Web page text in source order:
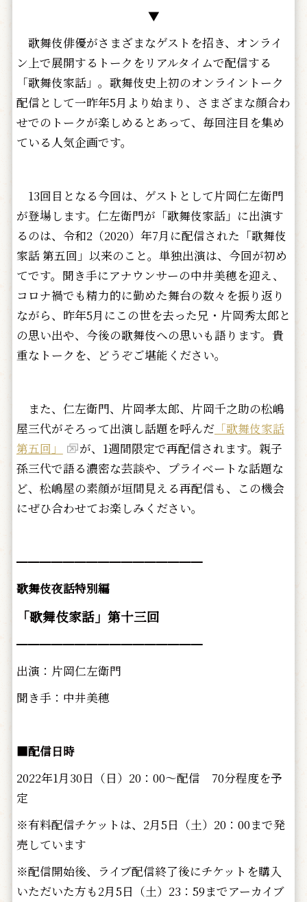
▼
歌舞伎俳優がさまざまなゲストを招き、オンライ
ン上で展開するトークをリアルタイムで配信する
「歌舞伎家話」。歌舞伎史上初のオンライントーク
配信として一昨年5月より始まり、さまざまな顔合わ
せでのトークが楽しめるとあって、毎回注目を集め
ている人気企画です。
13回目となる今回は、ゲストとして片岡仁左衛門
が登場します。仁左衛門が「歌舞伎家話」に出演す
るのは、令和2（2020）年7月に配信された「歌舞伎
家話 第五回」以来のこと。単独出演は、今回が初め
てです。聞き手にアナウンサーの中井美穂を迎え、
コロナ禍でも精力的に勤めた舞台の数々を振り返り
ながら、昨年5月にこの世を去った兄・片岡秀太郎と
の思い出や、今後の歌舞伎への思いも語ります。貴
重なトークを、どうぞご堪能ください。
また、仁左衛門、片岡孝太郎、片岡千之助の松嶋
屋三代がそろって出演し話題を呼んだ「歌舞伎家話
第五回」
が、1週間限定で再配信されます。親子
孫三代で語る濃密な芸談や、プライベートな話題な
ど、松嶋屋の素顔が垣間見える再配信も、この機会
にぜひ合わせてお楽しみください。
━━━━━━━━━━━━━━━━
歌舞伎夜話特別編
「歌舞伎家話」第十三回
━━━━━━━━━━━━━━━━
出演：片岡仁左衛門
聞き手：中井美穂
■配信日時
2022年1月30日（日）20：00～配信 70分程度を予
定
※有料配信チケットは、2月5日（土）20：00まで発
売しています
※配信開始後、ライブ配信終了後にチケットを購入
いただいた方も2月5日（土）23：59までアーカイブ